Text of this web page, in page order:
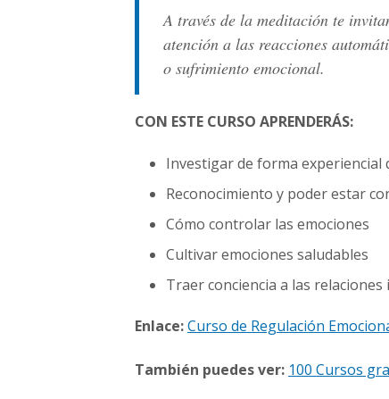
A través de la meditación te
atención a las reacciones
o sufrimiento emocional.
CON ESTE CURSO APRENDERÁS:
Investigar de forma experiencial
Reconocimiento y poder estar
Cómo controlar las emociones
Cultivar emociones saludables
Traer conciencia a las
Enlace:Curso de Regulación
También puedes ver: 100 Cursos